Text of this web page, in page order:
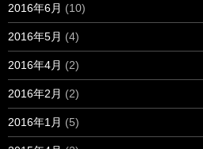
2016年6月 (10)
2016年5月 (4)
2016年4月 (2)
2016年2月 (2)
2016年1月 (5)